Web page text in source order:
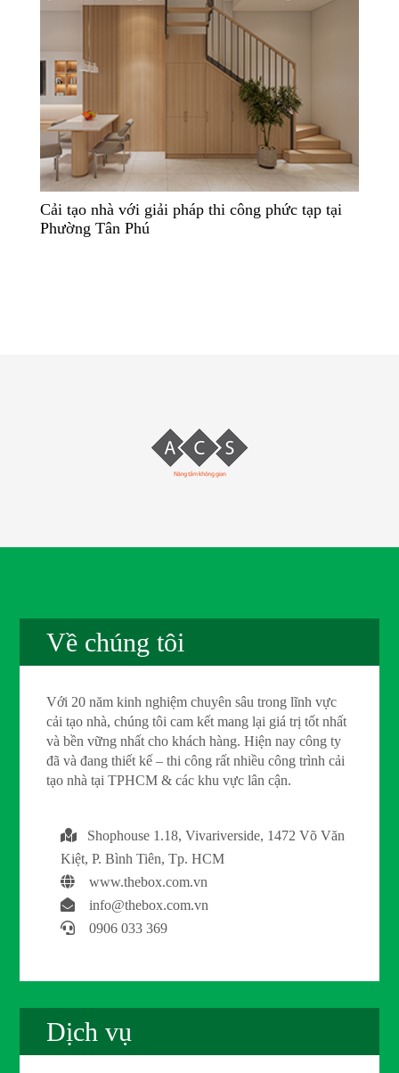
Cải tạo nhà với giải pháp thi công phức tạp tại
Phường Tân Phú
Về chúng tôi
Với 20 năm kinh nghiệm chuyên sâu trong lĩnh vực
cải tạo nhà, chúng tôi cam kết mang lại giá trị tốt nhất
và bền vững nhất cho khách hàng. Hiện nay công ty
đã và đang thiết kế – thi công rất nhiều công trình cải
tạo nhà tại TPHCM & các khu vực lân cận.
Shophouse 1.18, Vivariverside, 1472 Võ Văn
Kiệt, P. Bình Tiên, Tp. HCM
www.thebox.com.vn
info@thebox.com.vn
0906 033 369
Dịch vụ